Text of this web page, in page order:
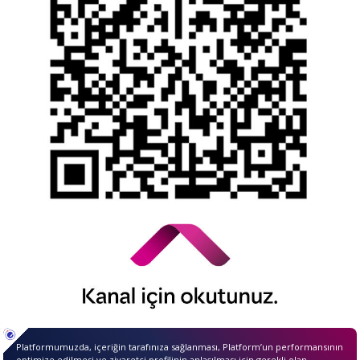
YTM - Zamanaşımına Uğrayacak Emanet ve
Alacaklar
Kamuyu Aydınlatma Esaslarına İlişkin Duyuru
QNBiştirakidir.